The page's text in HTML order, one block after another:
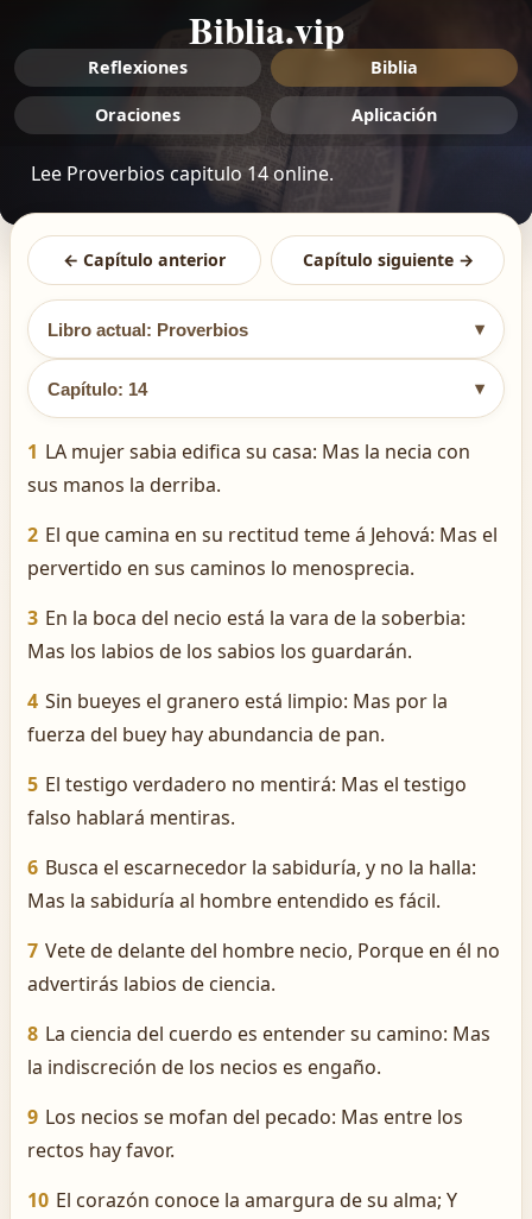
Biblia.vip
Reflexiones Biblia
Oraciones Aplicación
Lee Proverbios capitulo 14 online.
← Capítulo anterior Capítulo siguiente →
Libro actual: Proverbios ▾
Capítulo: 14 ▾
1 LA mujer sabia edifica su casa: Mas la necia con
sus manos la derriba.
2 El que camina en su rectitud teme á Jehová: Mas el
pervertido en sus caminos lo menosprecia.
3 En la boca del necio está la vara de la soberbia:
Mas los labios de los sabios los guardarán.
4 Sin bueyes el granero está limpio: Mas por la
fuerza del buey hay abundancia de pan.
5 El testigo verdadero no mentirá: Mas el testigo
falso hablará mentiras.
6 Busca el escarnecedor la sabiduría, y no la halla:
Mas la sabiduría al hombre entendido es fácil.
7 Vete de delante del hombre necio, Porque en él no
advertirás labios de ciencia.
8 La ciencia del cuerdo es entender su camino: Mas
la indiscreción de los necios es engaño.
9 Los necios se mofan del pecado: Mas entre los
rectos hay favor.
10 El corazón conoce la amargura de su alma; Y